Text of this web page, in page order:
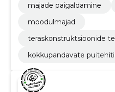
majade paigaldamine
moodulmajad
teraskonstruktsioonide
kokkupandavate